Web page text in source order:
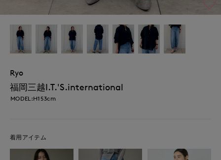
Ryo
福岡三越I.T.'S.international
MODEL:H153cm
着用アイテム